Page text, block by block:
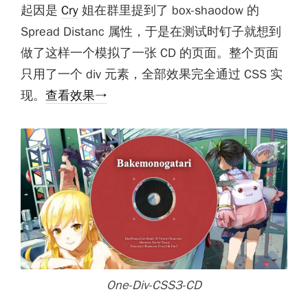
起因是 Cry 姐在群里提到了 box-shaodow 的
Spread Distanc 属性，于是在测试时钉子就想到
做了这样一个模拟了一张 CD 的页面。整个页面
只用了一个 div 元素，全部效果完全通过 CSS 实
现。 查看效果→
One-Div-CSS3-CD